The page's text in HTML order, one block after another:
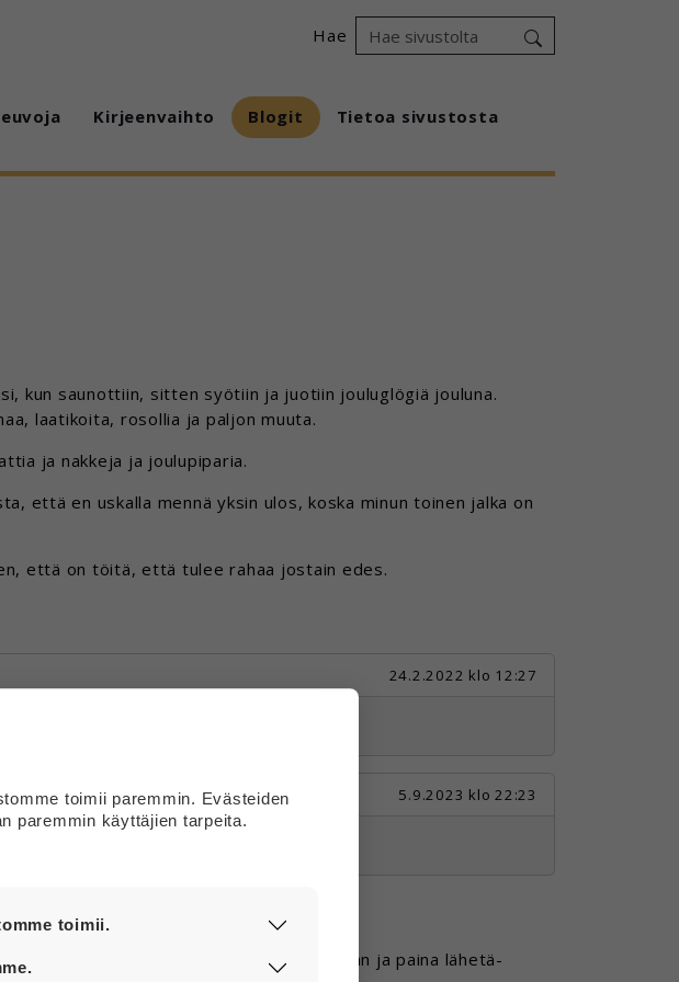
Hae
Kirjeenvaihto Blogit Tietoa sivustosta
kun saunottiin, sitten syötiin ja juotiin jouluglögiä jouluna.
laatikoita, rosollia ja paljon muuta.
ja nakkeja ja joulupiparia.
että en uskalla mennä yksin ulos, koska minun toinen jalka on
että on töitä, että tulee rahaa jostain edes.
24.2.2022 klo 12:27
5.9.2023 klo 22:23
kirjoita se kommentti-kenttään ja paina lähetä-
toimii paremmin. Evästeiden
paremmin käyttäjien tarpeita.
toimii.
voi käyttää sujuvasti ja